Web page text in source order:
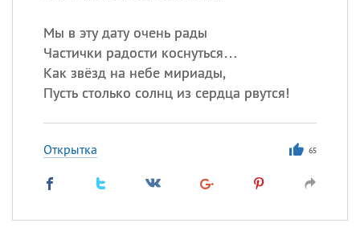
Мы в эту дату очень рады
Частички радости коснуться…
Как звёзд на небе мириады,
Пусть столько солнц из сердца рвутся!
Открытка 65